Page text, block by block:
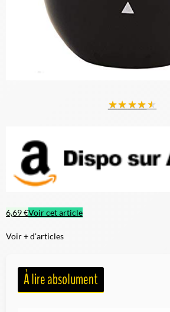
★★★★★
6,69 €Voir cet article
Voir + d'articles
À lire absolument